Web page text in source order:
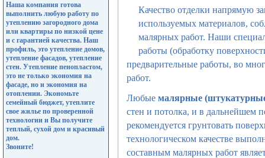
Наша компания готова
выполнить любую работу по
утеплению загородного дома
или квартиры по низкой цене
и с гарантией качества. Наш
профиль, это утепление домов,
утепление фасадов, утепление
стен. Утепление пенопластом,
это не только экономия на
фасаде, но и экономия на
отоплении. Экономьте
семейный бюджет, утеплите
свое жилье по проверенной
технологии и Вы получите
теплый, сухой дом и красивый
дом.
Звоните!
Качество отделки напрямую
используемых материалов,
малярных работ. Наши
работы (обработку
предварительные работы, во
работ.
Любые малярные
стен и потолка, и в дальнейшем
рекомендуется грунтовать
технологическом качестве
составным малярных работ